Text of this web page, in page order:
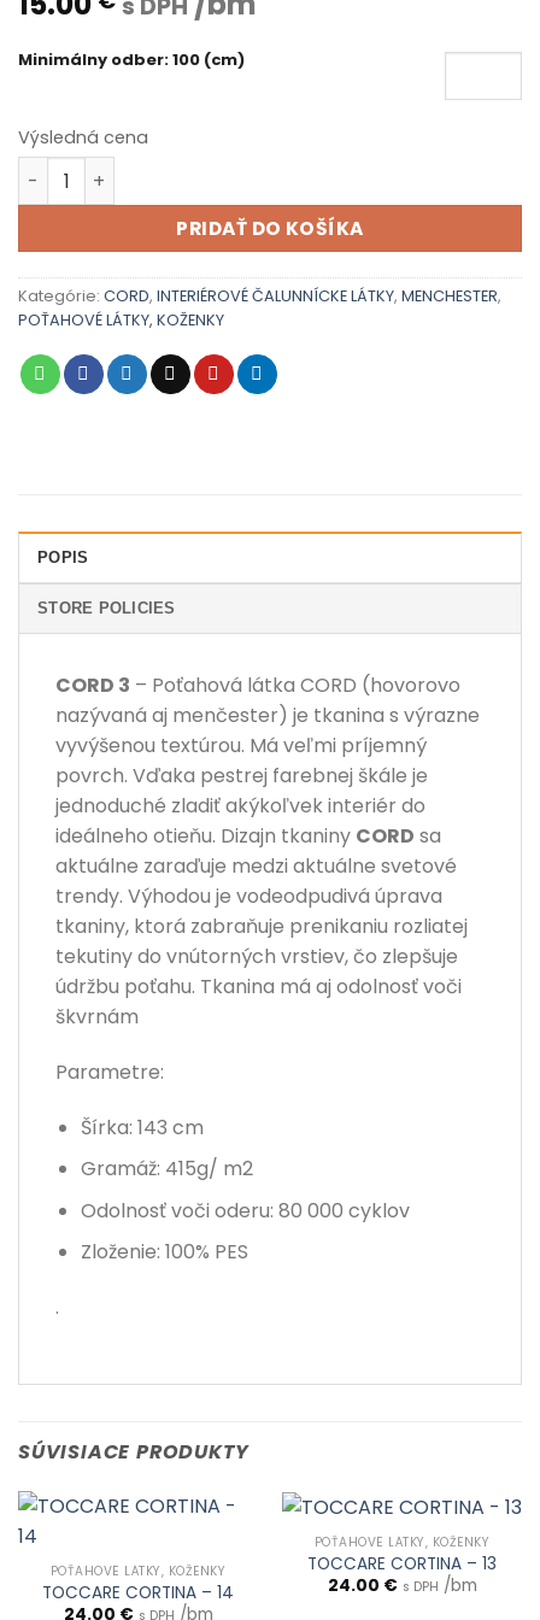
s DPH
Minimálny odber: 100 (cm)
Výsledná cena
množstvo CORD 3
PRIDAŤ DO KOŠÍKA
Kategórie: CORD, INTERIÉROVÉ ČALUNNÍCKE LÁTKY, MENCHESTER,
POŤAHOVÉ LÁTKY, KOŽENKY
POPIS
STORE POLICIES
CORD 3 – Poťahová látka CORD (hovorovo
nazývaná aj menčester) je tkanina s výrazne
vyvýšenou textúrou. Má veľmi príjemný
povrch. Vďaka pestrej farebnej škále je
jednoduché zladiť akýkoľvek interiér do
ideálneho otieňu. Dizajn tkaniny CORD sa
aktuálne zaraďuje medzi aktuálne svetové
trendy. Výhodou je vodeodpudivá úprava
tkaniny, ktorá zabraňuje prenikaniu rozliatej
tekutiny do vnútorných vrstiev, čo zlepšuje
údržbu poťahu. Tkanina má aj odolnosť voči
škvrnám
Parametre:
Šírka: 143 cm
Gramáž: 415g/ m2
Odolnosť voči oderu: 80 000 cyklov
Zloženie: 100% PES
.
SÚVISIACE PRODUKTY
POŤAHOVÉ LÁTKY, KOŽENKY
TOCCARE CORTINA – 14
24.00 € s DPH /bm
POŤAHOVÉ LÁTKY, KOŽENKY
TOCCARE CORTINA – 13
24.00 € s DPH /bm